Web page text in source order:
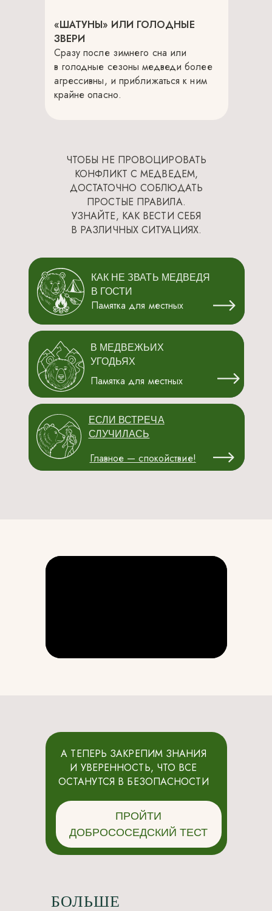
ЧТОБЫ НЕ ПРОВОЦИРОВАТЬ
КОНФЛИКТ С МЕДВЕДЕМ,
ДОСТАТОЧНО СОБЛЮДАТЬ
ПРОСТЫЕ ПРАВИЛА.
УЗНАЙТЕ, КАК ВЕСТИ СЕБЯ
В РАЗЛИЧНЫХ СИТУАЦИЯХ.
«ШАТУНЫ» ИЛИ ГОЛОДНЫЕ
ЗВЕРИ
Сразу после зимнего сна или
в голодные сезоны медведи более
агрессивны, и приближаться к ним
крайне опасно.
ЕСЛИ ВСТРЕЧА
СЛУЧИЛАСЬ
Главное — спокойствие!
В МЕДВЕЖЬИХ
УГОДЬЯХ
Памятка для местных
Памятка для местных
КАК НЕ ЗВАТЬ МЕДВЕДЯ
В ГОСТИ
БОЛЬШЕ
А ТЕПЕРЬ ЗАКРЕПИМ ЗНАНИЯ
И УВЕРЕННОСТЬ, ЧТО ВСЕ
ОСТАНУТСЯ В БЕЗОПАСНОСТИ
ПРОЙТИ
ДОБРОСОСЕДСКИЙ ТЕСТ